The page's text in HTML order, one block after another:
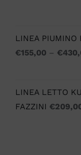
LINEA PIUMINO
€155,00 – €
LINEA LETTO
FAZZINI €